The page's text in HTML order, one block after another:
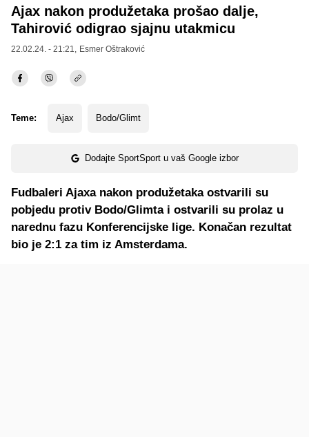
Ajax nakon produžetaka prošao dalje,
Tahirović odigrao sjajnu utakmicu
22.02.24. - 21:21, Esmer Oštraković
Teme: Ajax Bodo/Glimt
Dodajte SportSport u vaš Google izbor
Fudbaleri Ajaxa nakon produžetaka ostvarili su
pobjedu protiv Bodo/Glimta i ostvarili su prolaz u
narednu fazu Konferencijske lige. Konačan rezultat
bio je 2:1 za tim iz Amsterdama.